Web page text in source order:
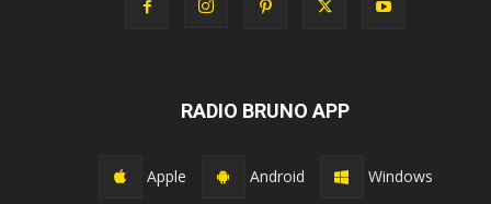
RADIO BRUNO APP
Apple Android Windows